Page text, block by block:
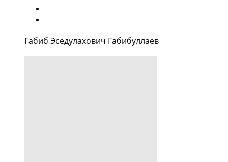
Габиб Эседулахович Габибуллаев